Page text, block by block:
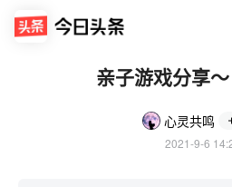
亲子游戏分享
心灵共鸣
2021-9-6